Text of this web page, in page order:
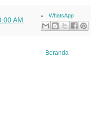
AM
WhatsApp
Beranda